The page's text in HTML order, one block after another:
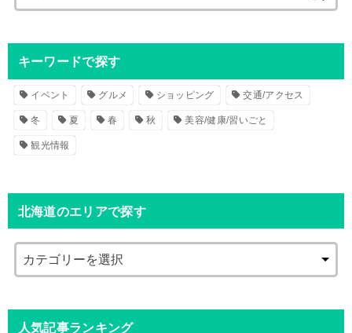
索
キーワードで探す
イベント グルメ ショッピング 交通/アクセス
冬 夏 春 秋 美容/健康/習いごと
観光情報
北海道のエリアで探す
人気記事ランキング